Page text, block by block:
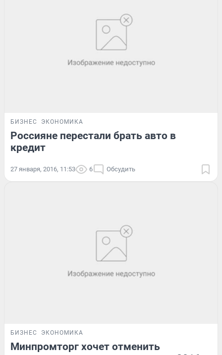
БИЗНЕС ЭКОНОМИКА
Россияне перестали брать авто в
кредит
27 января, 2016, 11:53 6 Обсудить
БИЗНЕС ЭКОНОМИКА
Минпромторг хочет отменить